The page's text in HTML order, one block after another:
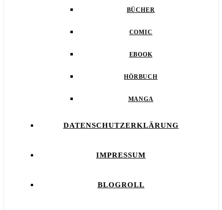
BÜCHER
COMIC
EBOOK
HÖRBUCH
MANGA
DATENSCHUTZERKLÄRUNG
IMPRESSUM
BLOGROLL